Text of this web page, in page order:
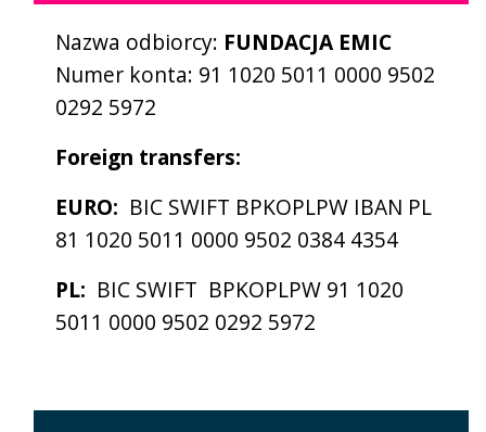
Nazwa odbiorcy: FUNDACJA EMIC
Numer konta: 91 1020 5011 0000 9502
0292 5972
Foreign transfers:
EURO: BIC SWIFT BPKOPLPW IBAN PL
81 1020 5011 0000 9502 0384 4354
PL: BIC SWIFT BPKOPLPW 91 1020
5011 0000 9502 0292 5972